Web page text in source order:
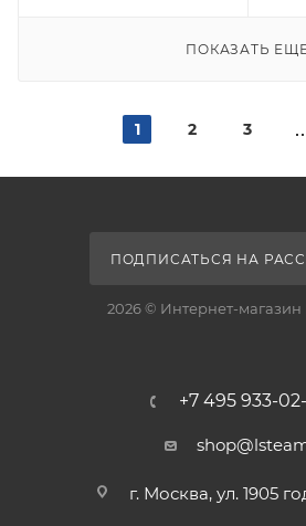
ПОКАЗАТЬ
1 2 3
ПОДПИСАТЬСЯ НА
2026 © Интернет-магазин
+7 495 933-
г. Москва, ул. 1905